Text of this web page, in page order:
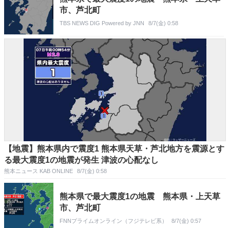
市、芦北町
TBS NEWS DIG Powered by JNN 8/7(金) 0:58
【地震】熊本県内で震度1 熊本県天草・芦北地方を震源とす
る最大震度1の地震が発生 津波の心配なし
熊本ニュース KAB ONLINE 8/7(金) 0:58
熊本県で最大震度1の地震 熊本県・上天草
市、芦北町
FNNプライムオンライン（フジテレビ系） 8/7(金) 0:57